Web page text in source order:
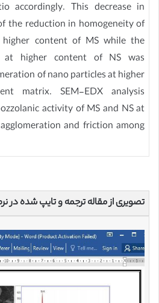
accordingly. This decrease in
the reduction in homogeneity of
content of MS while the
at higher content of NS was
of nano particles at higher
matrix. SEM-EDX analysis
activity of MS and NS at
and friction among
تصویری از مقاله ترجمه و تایپ شده در